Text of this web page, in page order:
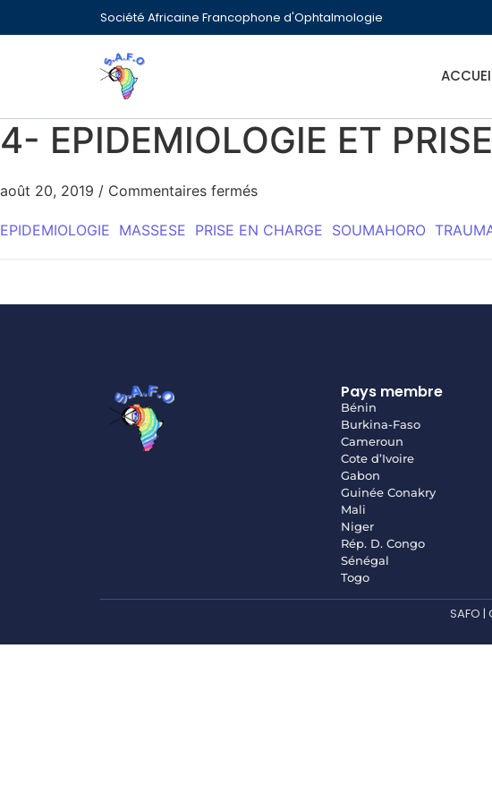
Société Africaine Francophone d'Ophtalmologie
4- EPIDEMIOLOGIE ET
août 20, 2019 / Commentaires fermés
EPIDEMIOLOGIE MASSESE PRISE EN CHARGE SOUMAHORO
Pays membre
Bénin
Burkina-Faso
Cameroun
Cote d’Ivoire
Gabon
Guinée Conakry
Mali
Niger
Rép. D. Congo
Sénégal
Togo
SAFO |